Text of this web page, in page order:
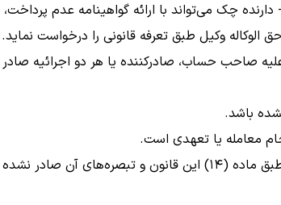
قانون صدور چک- دارنده چک می‌تواند با ارائه گواهینامه عدم پرداخت،
وکیل طبق تعرفه قانونی را درخواست نماید.
صاحب حساب، صادرکننده یا هر دو اجرائیه صادر
باشد.
معامله یا تعهدی است.
ج - گواهینامه عدم پرداخت به دلیل دستور عدم پرداخت طبق ماده (۱۴) این قانون و تبصره‌های آن صادر نشده